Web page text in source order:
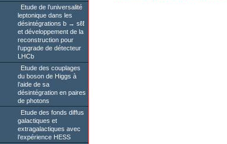
Etude de l’universalité
leptonique dans les
désintégrations b → sℓℓ
et développement de la
reconstruction pour
l’upgrade de détecteur
LHCb
Etude des couplages
du boson de Higgs à
l’aide de sa
désintégration en paires
de photons
Etude des fonds diffus
galactiques et
extragalactiques avec
l’expérience HESS